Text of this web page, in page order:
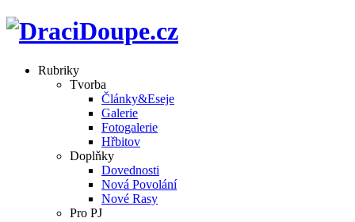
Rubriky
Tvorba
Články&Eseje
Galerie
Fotogalerie
Hřbitov
Doplňky
Dovednosti
Nová Povolání
Nové Rasy
Pro PJ